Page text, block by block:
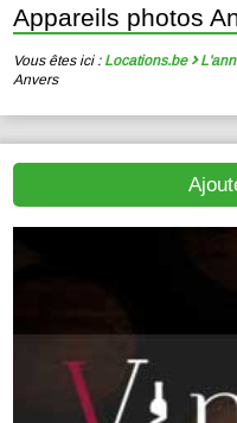
Appareils photos
Vous êtes ici : Locations.be
Anvers